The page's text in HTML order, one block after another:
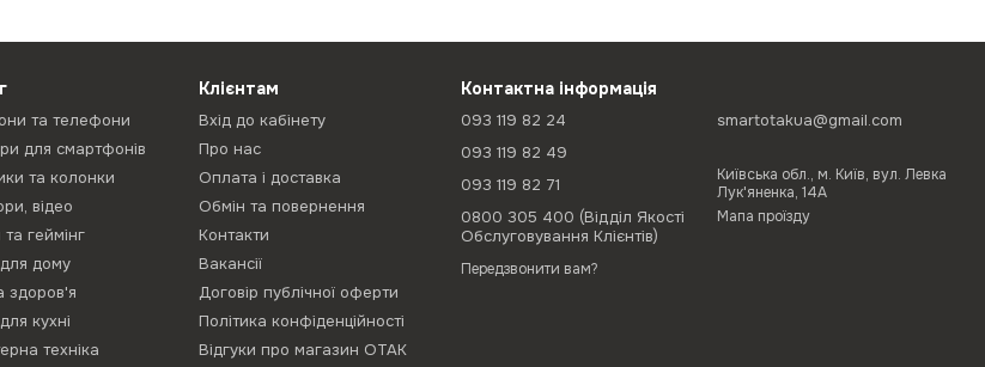
та телефони
для смартфонів
та колонки
відео
геймінг
дому
здоров'я
кухні
техніка
Клієнтам
Вхід до кабінету
Про нас
Оплата і доставка
Обмін та повернення
Контакти
Вакансії
Договір публічної оферти
Політика конфіденційності
Відгуки про магазин ОТАК
Контактна інформація
093 119 82 24
093 119 82 49
093 119 82 71
0800 305 400 (Відділ Якості
Обслуговування Клієнтів)
Передзвонити вам?
smartotakua@gmail.com
Київська обл., м. Київ, вул. Левка
Лук'яненка, 14А
Мапа проїзду